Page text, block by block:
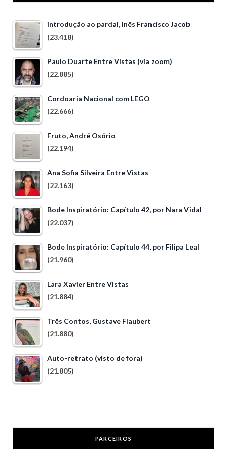
introdução ao pardal, Inês Francisco Jacob
(23.418)
Paulo Duarte Entre Vistas (via zoom)
(22.885)
Cordoaria Nacional com LEGO
(22.666)
Fruto, André Osório
(22.194)
Ana Sofia Silveira Entre Vistas
(22.163)
Bode Inspiratório: Capítulo 42, por Nara Vidal
(22.037)
Bode Inspiratório: Capítulo 44, por Filipa Leal
(21.960)
Lara Xavier Entre Vistas
(21.884)
Três Contos, Gustave Flaubert
(21.880)
Auto-retrato (visto de fora)
(21.805)
PARCEIROS